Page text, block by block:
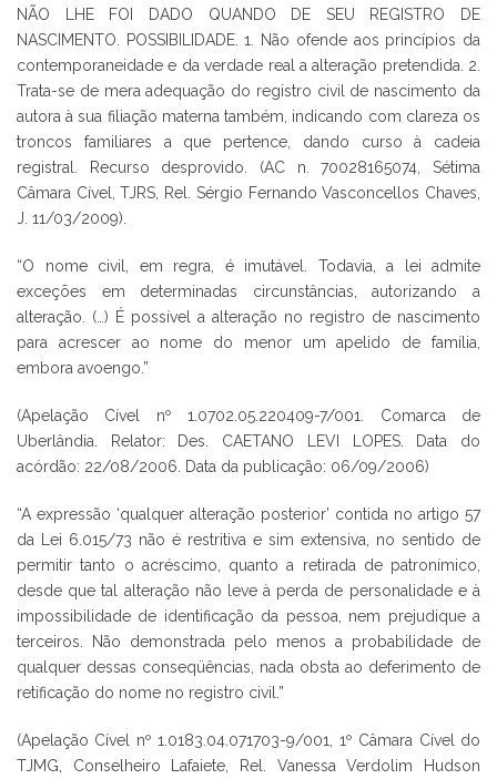
NÃO LHE FOI DADO QUANDO DE SEU REGISTRO DE
NASCIMENTO. POSSIBILIDADE. 1. Não ofende aos princípios da
contemporaneidade e da verdade real a alteração pretendida. 2.
Trata-se de mera adequação do registro civil de nascimento da
autora à sua filiação materna também, indicando com clareza os
troncos familiares a que pertence, dando curso à cadeia
registral. Recurso desprovido. (AC n. 70028165074, Sétima
Câmara Cível, TJRS, Rel. Sérgio Fernando Vasconcellos Chaves,
J. 11/03/2009).
“O nome civil, em regra, é imutável. Todavia, a lei admite
exceções em determinadas circunstâncias, autorizando a
alteração. (…) É possível a alteração no registro de nascimento
para acrescer ao nome do menor um apelido de família,
embora avoengo.”
(Apelação Cível nº 1.0702.05.220409-7/001. Comarca de
Uberlândia. Relator: Des. CAETANO LEVI LOPES. Data do
acórdão: 22/08/2006. Data da publicação: 06/09/2006)
“A expressão ‘qualquer alteração posterior’ contida no artigo 57
da Lei 6.015/73 não é restritiva e sim extensiva, no sentido de
permitir tanto o acréscimo, quanto a retirada de patronímico,
desde que tal alteração não leve à perda de personalidade e à
impossibilidade de identificação da pessoa, nem prejudique a
terceiros. Não demonstrada pelo menos a probabilidade de
qualquer dessas conseqüências, nada obsta ao deferimento de
retificação do nome no registro civil.”
(Apelação Cível nº 1.0183.04.071703-9/001, 1º Câmara Cível do
TJMG, Conselheiro Lafaiete, Rel. Vanessa Verdolim Hudson